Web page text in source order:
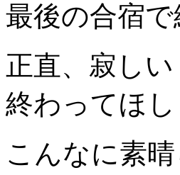
最後の合宿
正直、寂しい
終わってほ
こんなに素